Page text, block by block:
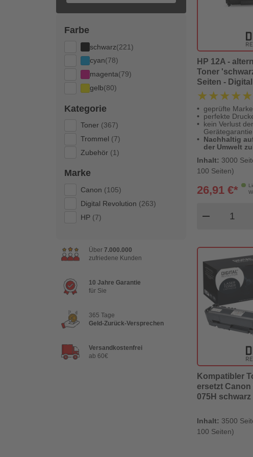
Farbe
schwarz(221)
cyan(78)
magenta(79)
gelb(80)
Kategorie
Toner (367)
Trommel (7)
Zubehör (1)
Marke
Canon (105)
Digital Revolution (263)
HP (7)
Über 7.000.000
zufriedene Kunden
10 Jahre Garantie
für Sie
365 Tage
Geld-Zurück-Versprechen
Versandkostenfrei
ab 60€
HP 12A -
Toner
Seiten - Digital
Revolution
★★★★★
★★★★★
geprüfte
perfekte
kein Verlust der
Gerätegarantie
Nachhaltig
der Umwelt
Inhalt: 3000
100 Seiten)
26,91 €*
remove
Kompatibler
ersetzt Canon
075H schwarz
Inhalt: 3500
100 Seiten)